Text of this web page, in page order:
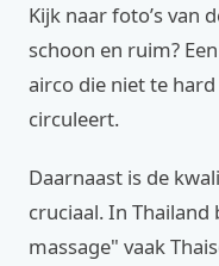
Kijk naar foto’s van
schoon en ruim?
airco die niet te
circuleert.
Daarnaast is de
cruciaal. In
massage" vaak